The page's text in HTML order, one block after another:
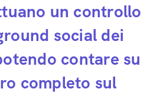
un controllo
social dei
contare su
completo sul